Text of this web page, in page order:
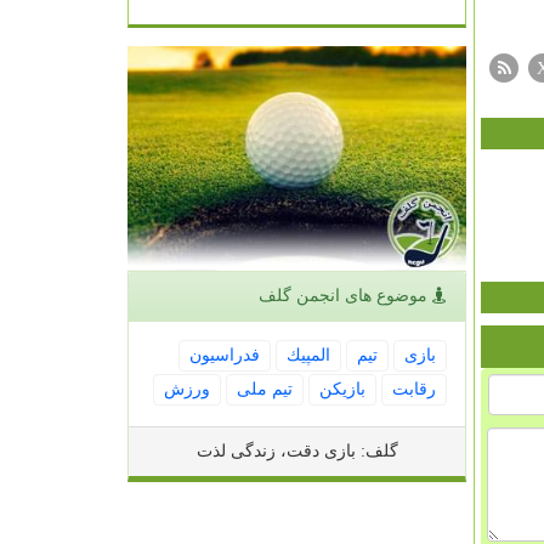
موضوع های انجمن گلف
بازی تیم المپیك
فدراسیون
رقابت
بازیكن تیم ملی ورزش
گلف: بازی دقت، زندگی لذت